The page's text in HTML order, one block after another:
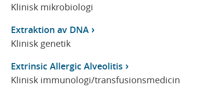
Klinisk mikrobiologi
Extraktion av DNA
Klinisk genetik
Extrinsic Allergic Alveolitis
Klinisk immunologi/transfusionsmedicin